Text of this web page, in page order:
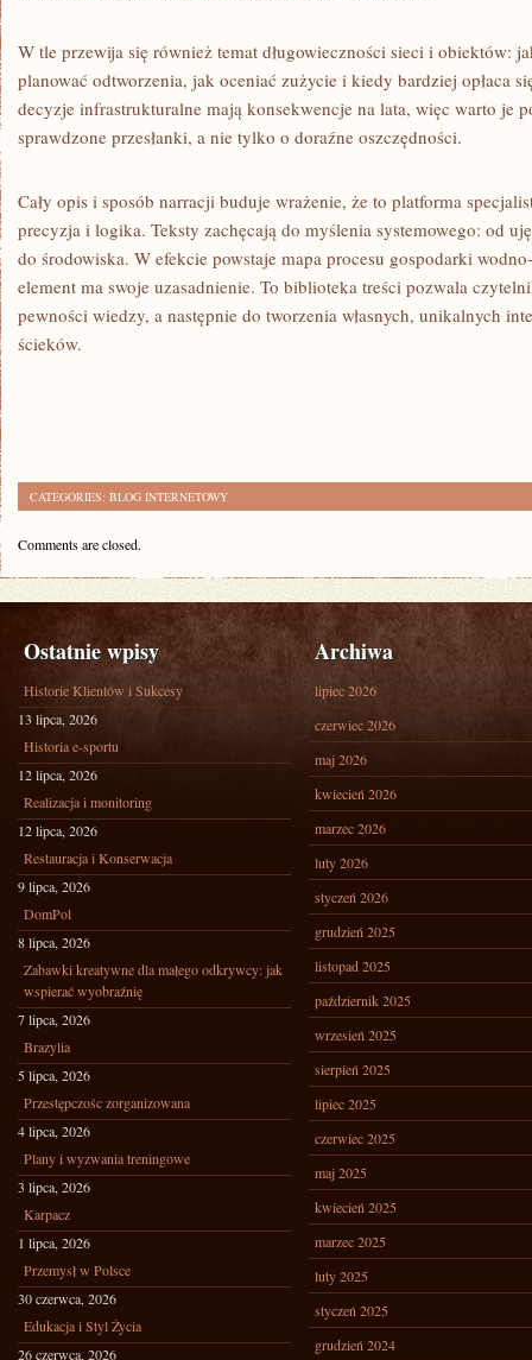
W tle przewija się również temat długowieczności sieci i obiektów:
planować odtworzenia, jak oceniać zużycie i kiedy bardziej opłaca
decyzje infrastrukturalne mają konsekwencje na lata, więc warto je
sprawdzone przesłanki, a nie tylko o doraźne oszczędności.
Cały opis i sposób narracji buduje wrażenie, że to platforma
precyzja i logika. Teksty zachęcają do myślenia systemowego: od
do środowiska. W efekcie powstaje mapa procesu gospodarki
element ma swoje uzasadnienie. To biblioteka treści pozwala
pewności wiedzy, a następnie do tworzenia własnych, unikalnych
ścieków.
CATEGORIES: BLOG INTERNETOWY
Comments are closed.
Ostatnie wpisy
Historie Klientów i Sukcesy
13 lipca, 2026
Historia e-sportu
12 lipca, 2026
Realizacja i monitoring
12 lipca, 2026
Restauracja i Konserwacja
9 lipca, 2026
DomPol
8 lipca, 2026
Zabawki kreatywne dla małego odkrywcy: jak
wspierać wyobraźnię
7 lipca, 2026
Brazylia
5 lipca, 2026
Przestępczośc zorganizowana
4 lipca, 2026
Plany i wyzwania treningowe
3 lipca, 2026
Karpacz
1 lipca, 2026
Przemysł w Polsce
30 czerwca, 2026
Edukacja i Styl Życia
26 czerwca, 2026
Archiwa
lipiec 2026
czerwiec 2026
maj 2026
kwiecień 2026
marzec 2026
luty 2026
styczeń 2026
grudzień 2025
listopad 2025
październik 2025
wrzesień 2025
sierpień 2025
lipiec 2025
czerwiec 2025
maj 2025
kwiecień 2025
marzec 2025
luty 2025
styczeń 2025
grudzień 2024